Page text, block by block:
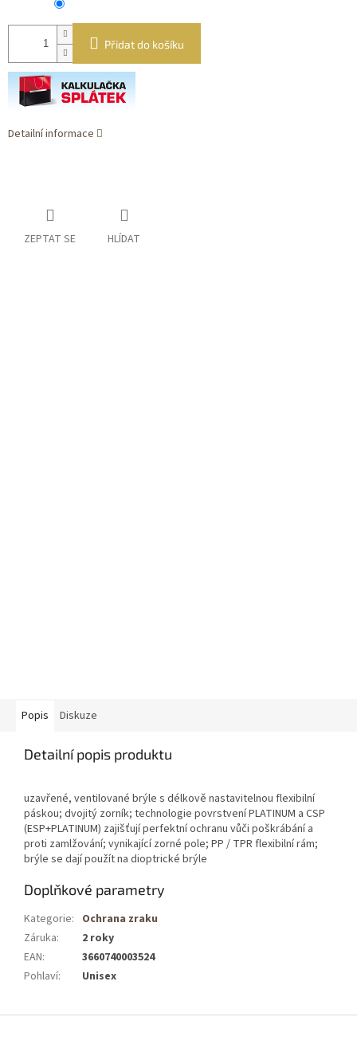
Přidat do košíku
Detailní informace
ZEPTAT SE HLÍDAT
Popis Diskuze
Detailní popis produktu
uzavřené, ventilované brýle s délkově nastavitelnou flexibilní
páskou; dvojitý zorník; technologie povrstvení PLATINUM a CSP
(ESP+PLATINUM) zajišťují perfektní ochranu vůči poškrábání a
proti zamlžování; vynikající zorné pole; PP / TPR flexibilní rám;
brýle se dají použít na dioptrické brýle
Doplňkové parametry
Kategorie: Ochrana zraku
Záruka:
2 roky
EAN:
3660740003524
Pohlaví: Unisex